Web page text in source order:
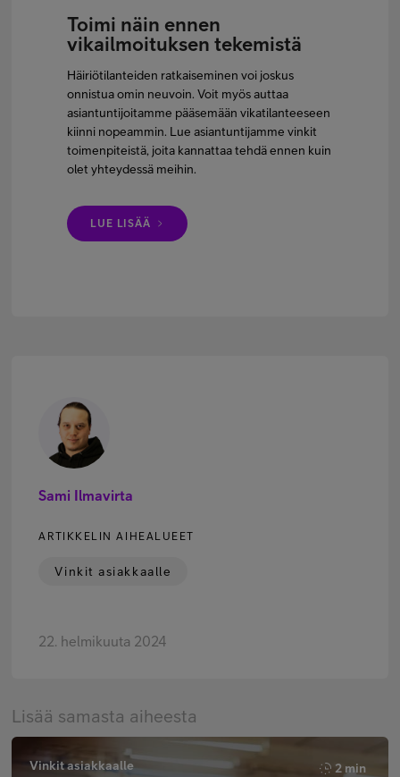
Toimi näin ennen
vikailmoituksen tekemistä
Häiriötilanteiden ratkaiseminen voi joskus
onnistua omin neuvoin. Voit myös auttaa
asiantuntijoitamme pääsemään vikatilanteeseen
kiinni nopeammin. Lue asiantuntijamme vinkit
toimenpiteistä, joita kannattaa tehdä ennen kuin
olet yhteydessä meihin.
LUE LISÄÄ
Lisää samasta aiheesta
Vinkit asiakkaalle 2 min
Sami Ilmavirta
ARTIKKELIN AIHEALUEET
Vinkit asiakkaalle
22. helmikuuta 2024